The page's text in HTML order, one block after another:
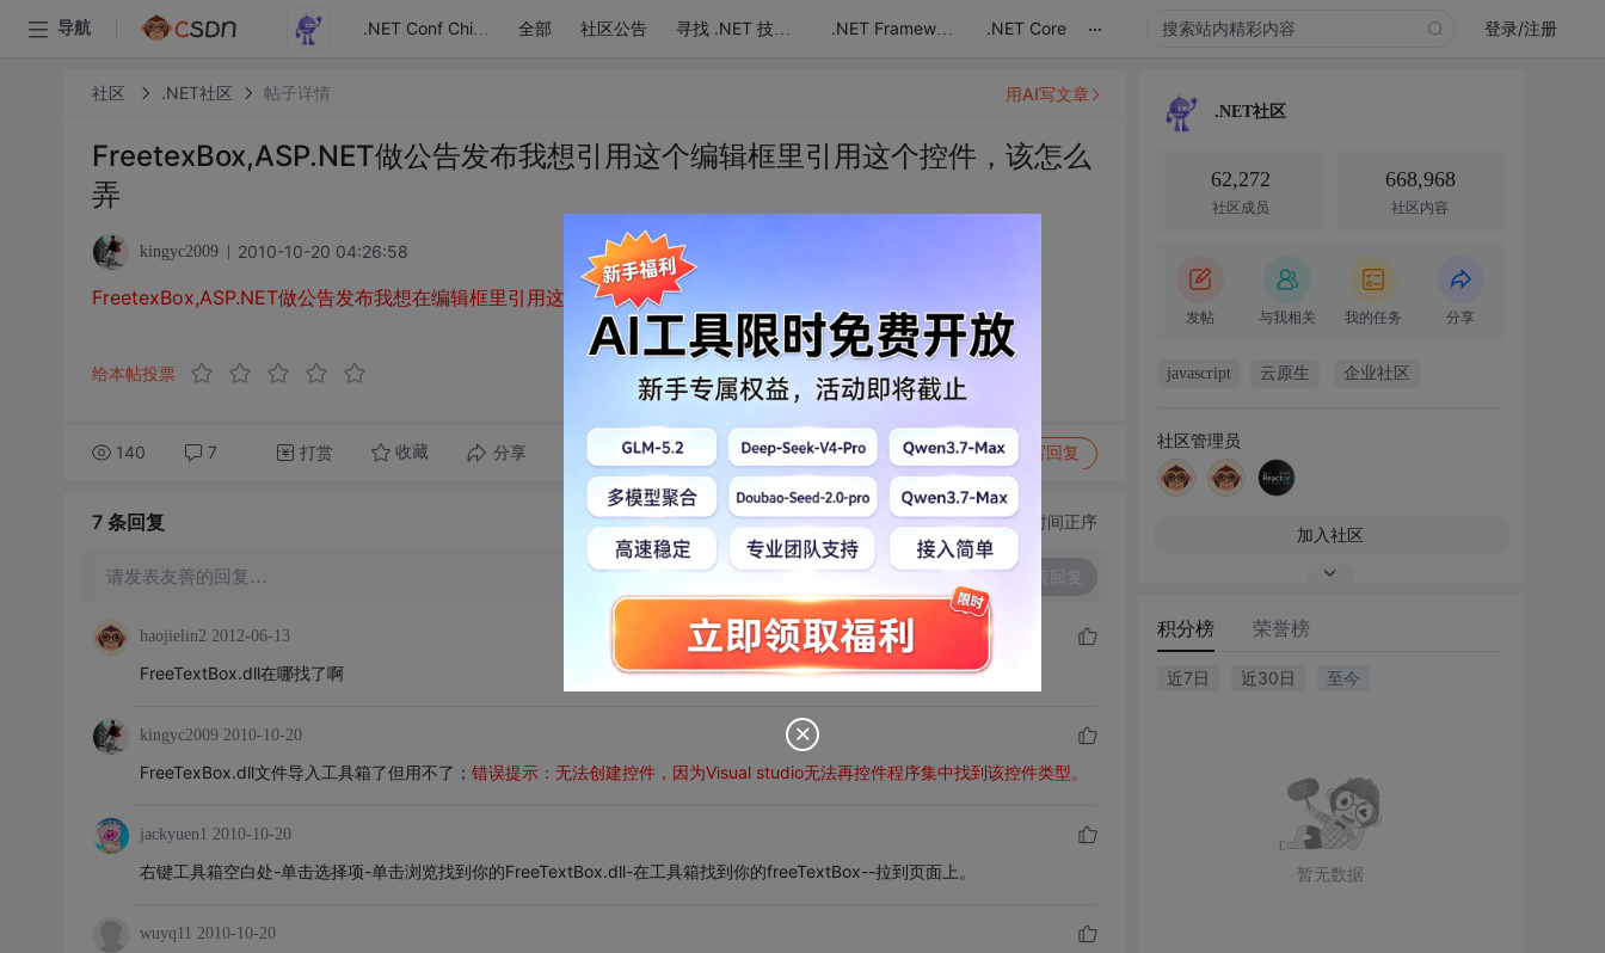
导航 .NET Conf China 全部 社区公告 寻找 .NET 技术达人 .NET Framework .NET Core ... 登录/注册
社区 .NET社区 帖子详情
FreetexBox,ASP.NET做公告发布我想引用这个编辑框里引用这个控件，该怎么
弄
kingyc2009 2010-10-20 04:26:58
FreetexBox,ASP.NET做公告发布我想在编辑框里引用这个控件，该怎么弄；效果像CSDN论坛发帖这样
给本帖投票
140 7 打赏 收藏 分享 转发到动态 举报 写回复
用AI写文章
7 条回复 切换为时间正序
请发表友善的回复…
haojielin2 2012-06-13
FreeTextBox.dll在哪找了啊
kingyc2009 2010-10-20
FreeTexBox.dll文件导入工具箱了但用不了； 错误提示：无法创建控件，因为Visual studio无法再控件程序集中找到该控件类型。
jackyuen1 2010-10-20
右键工具箱空白处-单击选择项-单击浏览找到你的FreeTextBox.dll-在工具箱找到你的freeTextBox--拉到页面上。
wuyq11 2010-10-20
.NET社区
62,272
社区成员
668,968
社区内容
发帖 与我相关 我的任务 分享
javascript 云原生 企业社区
社区管理员
加入社区
积分榜 荣誉榜
近7日 近30日 至今
暂无数据